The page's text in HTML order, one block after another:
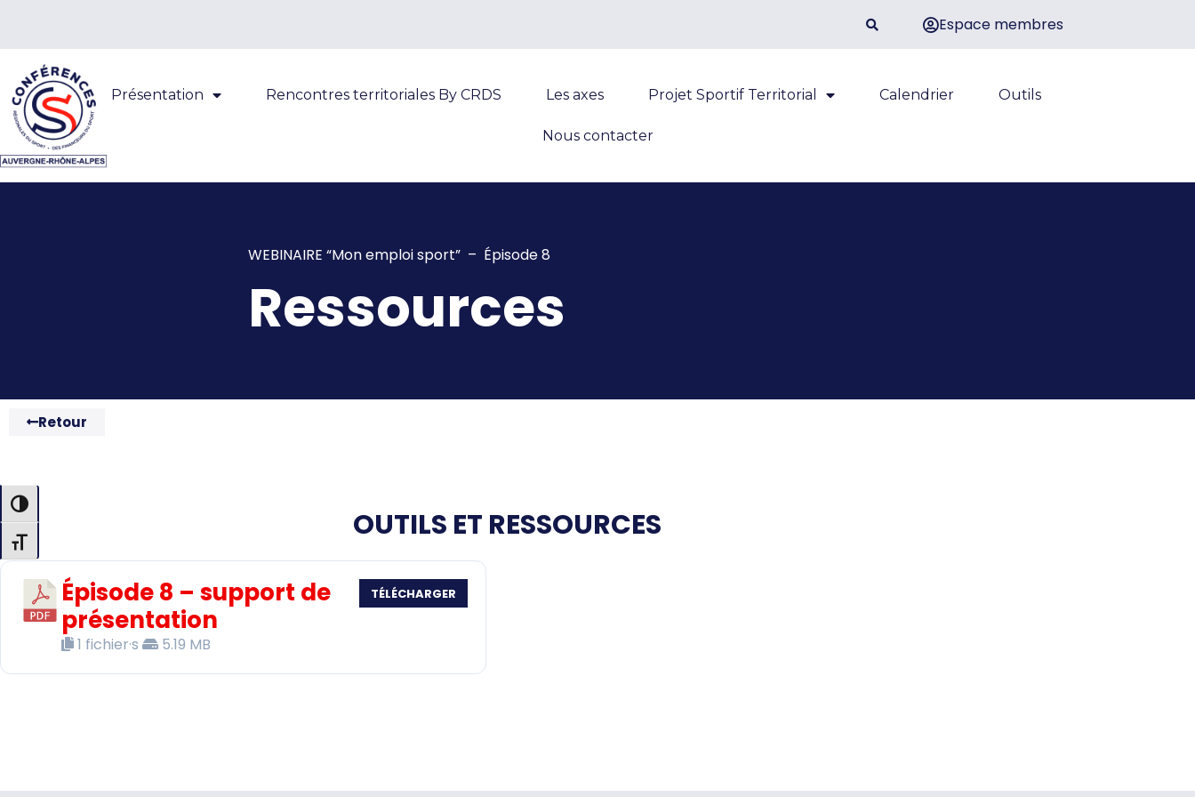
Passer en contraste élevé
Changer la taille de la police
Espace membres
Présentation Rencontres territoriales By CRDS Les axes Projet Sportif Territorial Calendrier Outils
Nous contacter
WEBINAIRE “Mon emploi sport” – Épisode 8
Ressources
Retour
OUTILS ET RESSOURCES
Épisode 8 – support de
présentation
1 fichier·s 5.19 MB
TÉLÉCHARGER